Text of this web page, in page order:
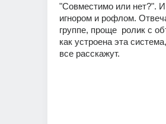
"Совместимо или нет?". И
игнором и рофлом.
группе, проще  ролик с
как устроена эта
все расскажут.